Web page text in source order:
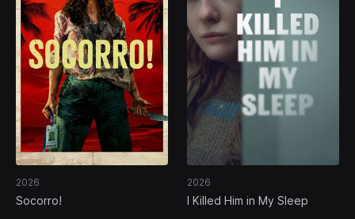
2026
Socorro!
2026
I Killed Him in My Sleep